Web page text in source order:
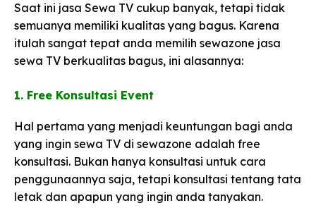
Saat ini jasa Sewa TV cukup banyak, tetapi tidak
semuanya memiliki kualitas yang bagus. Karena
itulah sangat tepat anda memilih sewazone jasa
sewa TV berkualitas bagus, ini alasannya:
1. Free Konsultasi Event
Hal pertama yang menjadi keuntungan bagi anda
yang ingin sewa TV di sewazone adalah free
konsultasi. Bukan hanya konsultasi untuk cara
penggunaannya saja, tetapi konsultasi tentang tata
letak dan apapun yang ingin anda tanyakan.